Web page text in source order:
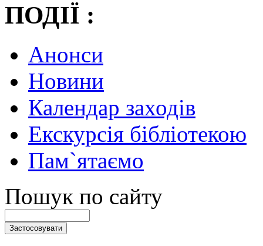
ПОДІЇ :
Анонси
Новини
Календар заходів
Екскурсія бібліотекою
Пам`ятаємо
Пошук по сайту